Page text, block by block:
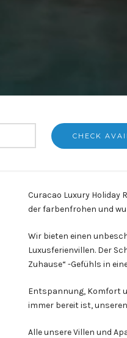
Curacao Luxury Holiday
der farbenfrohen und
Wir bieten einen
Luxusferienvillen. Der
Zuhause“ -Gefühls in
Entspannung, Komfort
immer bereit ist,
Alle unsere Villen und